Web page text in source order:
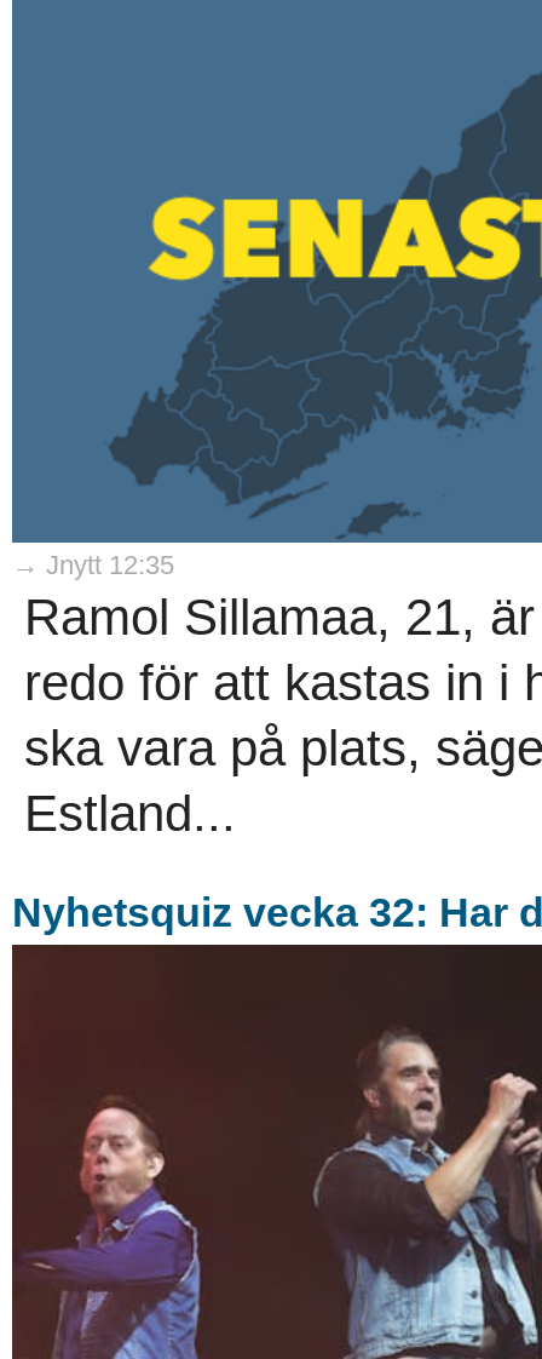
→ Jnytt 12:35
Ramol Sillamaa, 21,
redo för att kastas in i
ska vara på plats,
Estland...
Nyhetsquiz vecka 32: Har